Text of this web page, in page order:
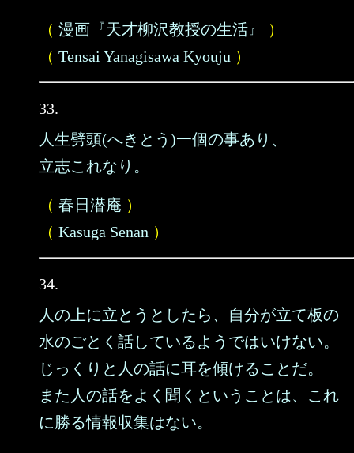
（ 漫画『天才柳沢教授の生活』
）
（ Tensai Yanagisawa Kyouju ）
33.
人生劈頭(へきとう)一個の事あり、
立志これなり。
（ 春日潜庵 ）
（ Kasuga Senan ）
34.
人の上に立とうとしたら、自分が立て板の
水のごとく話しているようではいけない。
じっくりと人の話に耳を傾けることだ。
また人の話をよく聞くということは、これ
に勝る情報収集はない。